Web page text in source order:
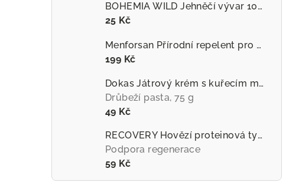
BOHEMIA WILD Jehněčí vývar 100 ml
25 Kč
Menforsan Přírodní repelent pro psy proti hmyzu s extraktem z citronely
199 Kč
Dokas Játrový krém s kuřecím masem
Drůbeží pasta, 75 g
49 Kč
RECOVERY Hovězí proteinová tyčinka pro psy
Podpora regenerace
59 Kč